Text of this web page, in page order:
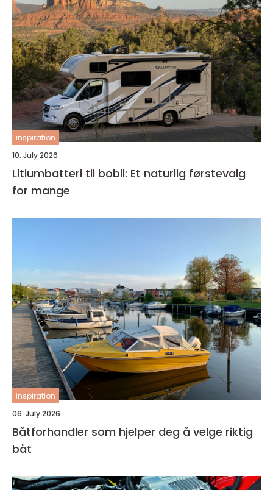
inspiration
10. July 2026
Litiumbatteri til bobil: Et naturlig førstevalg
for mange
inspiration
06. July 2026
Båtforhandler som hjelper deg å velge riktig
båt